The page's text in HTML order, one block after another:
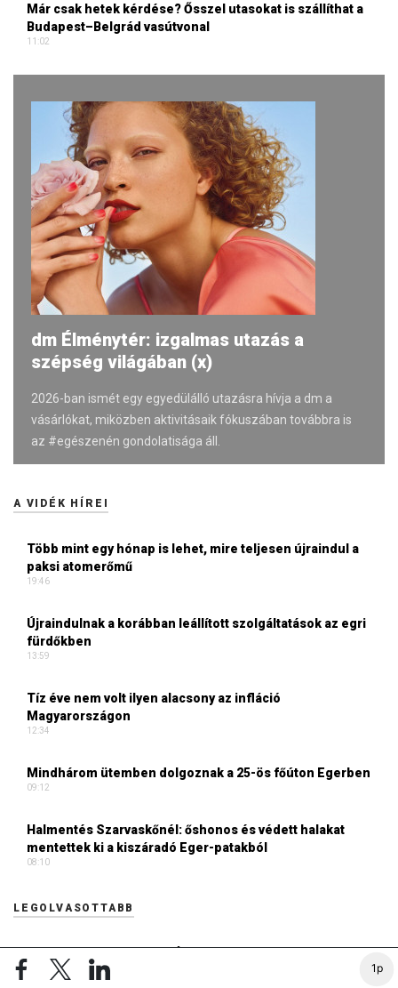
1p
Már csak hetek kérdése? Ősszel utasokat is szállíthat a
Budapest–Belgrád vasútvonal
11:02
dm Élménytér: izgalmas utazás a
szépség világában (x)
2026-ban ismét egy egyedülálló utazásra hívja a dm a
vásárlókat, miközben aktivitásaik fókuszában továbbra is
az #egészenén gondolatisága áll.
A VIDÉK HÍREI
Több mint egy hónap is lehet, mire teljesen újraindul a
paksi atomerőmű
19:46
Újraindulnak a korábban leállított szolgáltatások az egri
fürdőkben
13:59
Tíz éve nem volt ilyen alacsony az infláció
Magyarországon
12:34
Mindhárom ütemben dolgoznak a 25-ös főúton Egerben
09:12
Halmentés Szarvaskőnél: őshonos és védett halakat
mentettek ki a kiszáradó Eger-patakból
08:10
LEGOLVASOTTABB
2026. JÚLIUS 19. 09:11